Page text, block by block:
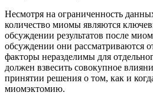
Несмотря на ограниченность
количество миомы являются
обсуждении результатов после
обсуждении они рассматриваются
факторы неразделимы для
должен взвесить совокупное
принятии решения о том, как и
миомэктомию.